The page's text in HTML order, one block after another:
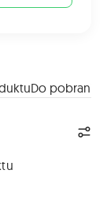
Do pobrania